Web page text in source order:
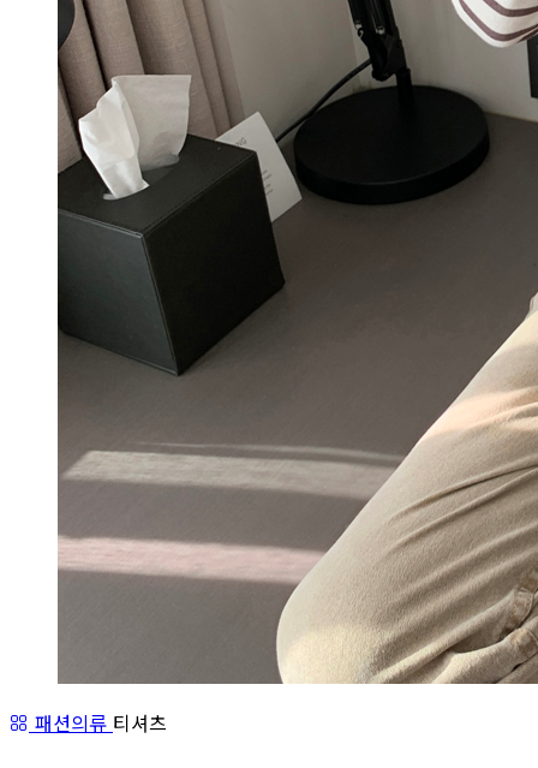
패션의류 티셔츠